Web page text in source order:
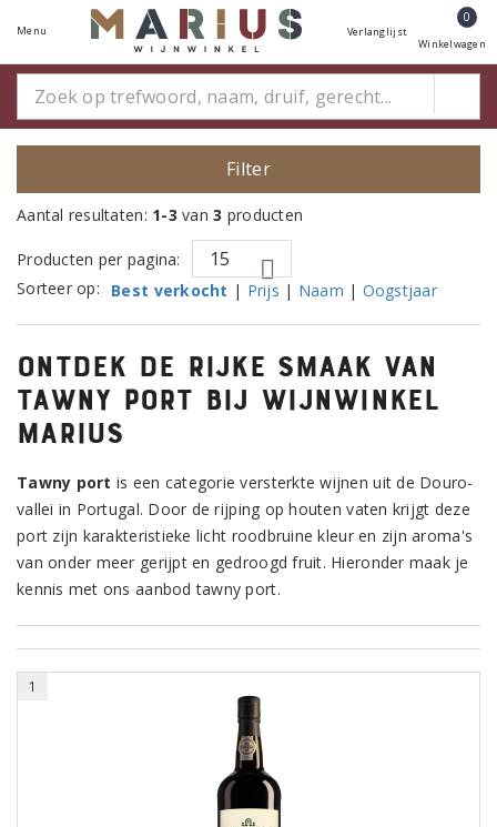
Menu Verlanglijst
0
Winkelwagen
Filter
Aantal resultaten: 1-3 van3 producten
Producten per pagina:
Sorteer op:
Best verkocht | Prijs | Naam | Oogstjaar
Ontdek de rijke smaak van
tawny port bij Wijnwinkel
Marius
Tawny port is een categorie versterkte wijnen uit de Douro-
vallei in Portugal. Door de rijping op houten vaten krijgt deze
port zijn karakteristieke licht roodbruine kleur en zijn aroma's
van onder meer gerijpt en gedroogd fruit. Hieronder maak je
kennis met ons aanbod tawny port.
1